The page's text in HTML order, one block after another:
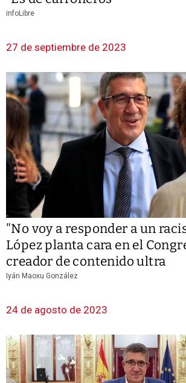
infoLibre
27 de septiembre de 2023
"No voy a responder a un
López planta cara en el
creador de contenido ultra
Iyán Maoxu González
24 de agosto de 2023